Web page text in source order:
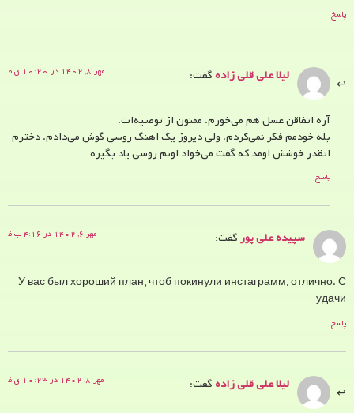
پاسخ
لیلا علی قلی زادهگفت: مهر ۸, ۱۴۰۲ در ۱۰:۲۰ ق.ظ
آره اتفاقن عسل هم می‌خورم. ممنون از توصیه‌ات.
بله خودمم فکر نمی‌کردم. ولی دیروز یک اهنگ روسی گوش می‌دادم. دخترم
انقدر خوشش اومد که گفت می‌خواد اونم روسی یاد بگیره
پاسخ
سپیده علی پورگفت: مهر ۶, ۱۴۰۲ در ۴:۱۶ ب.ظ
У вас был хороший план, чтоб покинули инстаграмм, отлично. С
удачи
پاسخ
لیلا علی قلی زادهگفت: مهر ۸, ۱۴۰۲ در ۱۰:۲۳ ق.ظ